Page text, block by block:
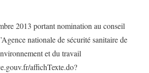
2013 portant nomination au conseil
nationale de sécurité sanitaire de
et du travail
affichTexte.do?